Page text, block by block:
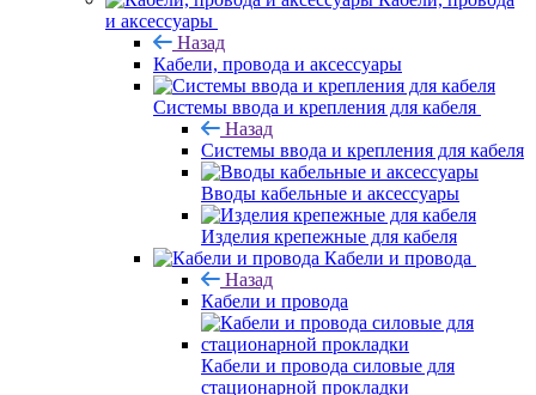
и аксессуары
Назад
Кабели, провода и аксессуары
Системы ввода и крепления для кабеля
Назад
Системы ввода и крепления для кабеля
Вводы кабельные и аксессуары
Изделия крепежные для кабеля
Кабели и провода
Назад
Кабели и провода
Кабели и провода силовые для
стационарной прокладки